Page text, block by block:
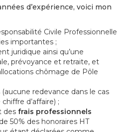
d’expérience, voici mon
Civile Professionnelle
importantes ;
juridique ainsi qu’une
prévoyance et retraite, et
chômage de Pôle
(aucune redevance dans le cas
chiffre d’affaire) ;
des frais professionnels
50% des honoraires HT